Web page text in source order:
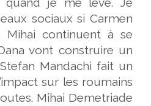
sociaux si Carmen
Mihai continuent à se
vont construire un
Mandachi fait un
sur les roumains
Mihai Demetriade